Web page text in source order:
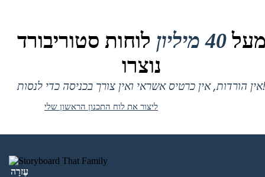
40 מיליון
לוחות סטוריבורד
נוצרו
אין הורדות, אין כרטיס אשראי ואין צורך בכניסה כדי לנסות!
ליצור את לוח התכנון הראשון שלי
עֶזרָה